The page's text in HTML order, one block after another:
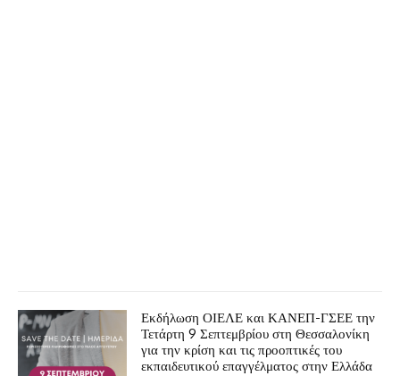
Εκδήλωση ΟΙΕΛΕ και ΚΑΝΕΠ-ΓΣΕΕ την
Τετάρτη 9 Σεπτεμβρίου στη Θεσσαλονίκη
για την κρίση και τις προοπτικές του
εκπαιδευτικού επαγγέλματος στην Ελλάδα